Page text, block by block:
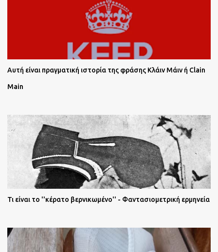
Αυτή είναι πραγματική ιστορία της φράσης Κλάιν Μάιν ή Clain
Main
Τι είναι το ''κέρατο βερνικωμένο'' - Φαντασιομετρική ερμηνεία